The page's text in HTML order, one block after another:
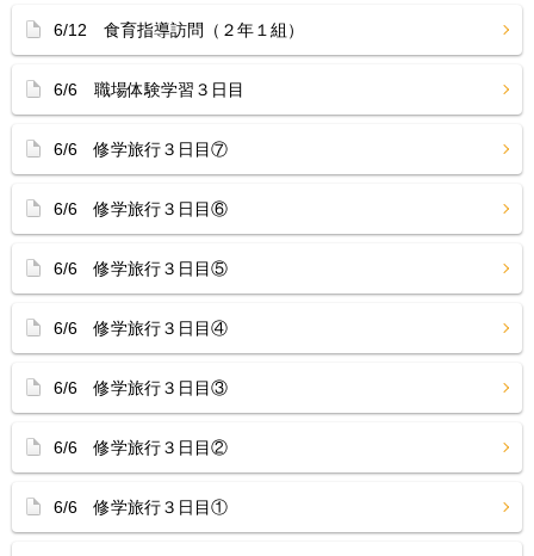
6/12 食育指導訪問（２年１組）
6/6 職場体験学習３日目
6/6 修学旅行３日目⑦
6/6 修学旅行３日目⑥
6/6 修学旅行３日目⑤
6/6 修学旅行３日目④
6/6 修学旅行３日目③
6/6 修学旅行３日目②
6/6 修学旅行３日目①